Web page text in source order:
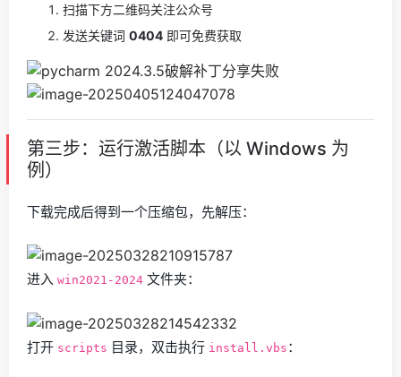
扫描下方二维码关注公众号
发送关键词 0404 即可免费获取
第三步：运行激活脚本（以 Windows 为
例）
下载完成后得到一个压缩包，先解压：
进入 win2021-2024 文件夹：
打开 scripts 目录，双击执行 install.vbs ：